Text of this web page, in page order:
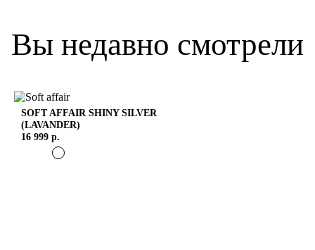
Вы недавно смотрели
SOFT AFFAIR SHINY SILVER
(LAVANDER)
16 999 р.